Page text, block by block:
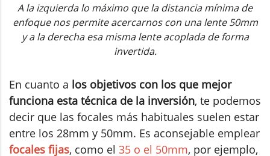
A la izquierda lo máximo que la distancia mínima de
enfoque nos permite acercarnos con una lente 50mm
y a la derecha esa misma lente acoplada de forma
invertida.
En cuanto a los objetivos con los que mejor
funciona esta técnica de la inversión, te podemos
decir que las focales más habituales suelen estar
entre los 28mm y 50mm. Es aconsejable emplear
focales fijas, como el 35 o el 50mm, por ejemplo,